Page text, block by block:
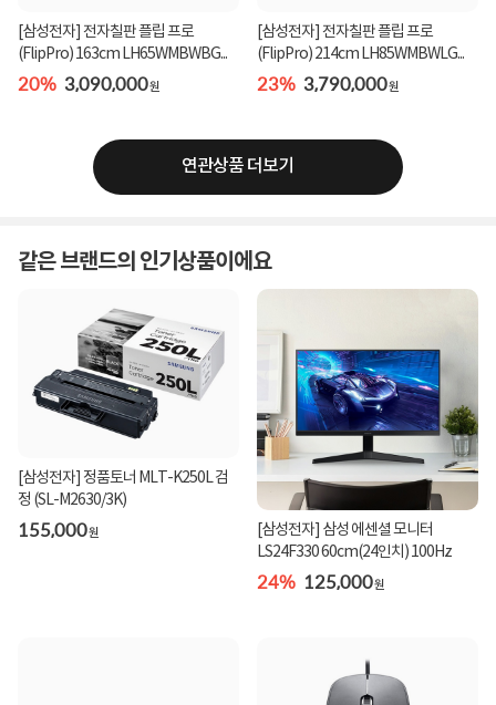
[삼성전자] 전자칠판 플립 프로
(FlipPro) 163cm LH65WMBWBG...
20% 3,090,000원
[삼성전자] 전자칠판 플립 프로
(FlipPro) 214cm LH85WMBWLG...
23% 3,790,000원
연관상품 더보기
같은 브랜드의 인기상품이에요
[삼성전자] 정품토너 MLT-K250L 검
정 (SL-M2630/3K)
155,000원
[삼성전자] 삼성 에센셜 모니터
LS24F330 60cm(24인치) 100Hz
24% 125,000원